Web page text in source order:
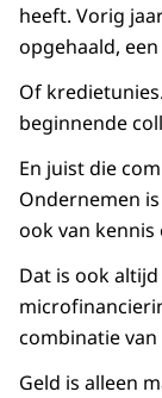
heeft. Vorig
opgehaald,
Of
beginnende
En juist die
Ondernemen
ook van kennis
Dat is ook
combinatie
Geld is alleen